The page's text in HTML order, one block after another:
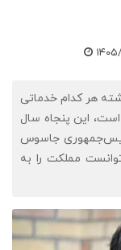
هر کدام خدماتی
این پنجاه سال
جاسوس
مملکت را به